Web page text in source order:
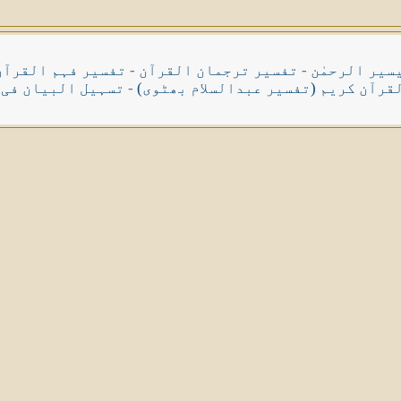
الرحمٰن - تفسیر ترجمان القرآن - تفسیر فہم
کریم (تفسیر عبدالسلام بھٹوی) - تسہیل البیان